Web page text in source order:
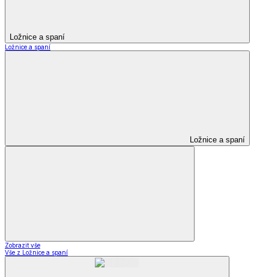
Ložnice a spaní
Ložnice a spaní
Ložnice a spaní
Zobrazit vše
Vše z Ložnice a spaní